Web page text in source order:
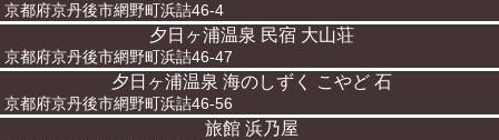
京都府京丹後市網野町浜詰46-4
夕日ヶ浦温泉 民宿 大山荘
京都府京丹後市網野町浜詰46-47
夕日ヶ浦温泉 海のしずく こやど 石
京都府京丹後市網野町浜詰46-56
旅館 浜乃屋